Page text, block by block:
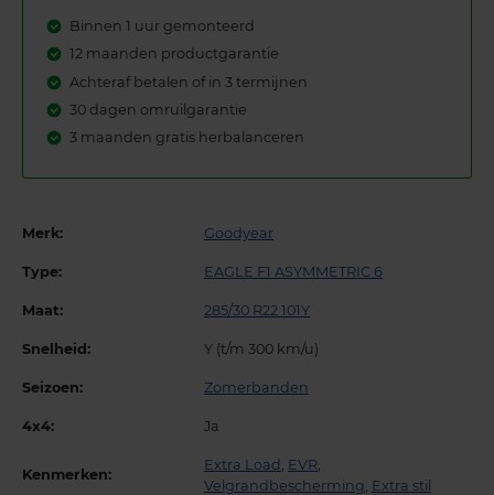
Binnen 1 uur gemonteerd
12 maanden productgarantie
Achteraf betalen of in 3 termijnen
30 dagen omruilgarantie
3 maanden gratis herbalanceren
Merk: Goodyear
Type: EAGLE F1 ASYMMETRIC 6
Maat: 285/30 R22 101Y
Snelheid: Y (t/m 300 km/u)
Seizoen: Zomerbanden
4x4: Ja
Kenmerken:
Extra Load EVR
Velgrandbescherming Extra stil